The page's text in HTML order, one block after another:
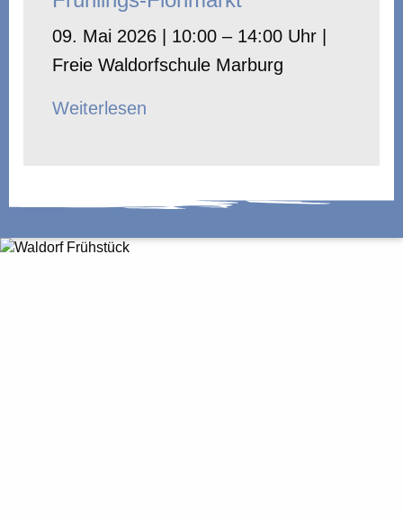
09. Mai 2026 | 10:00 – 14:00 Uhr |
Freie Waldorfschule Marburg
Weiterlesen